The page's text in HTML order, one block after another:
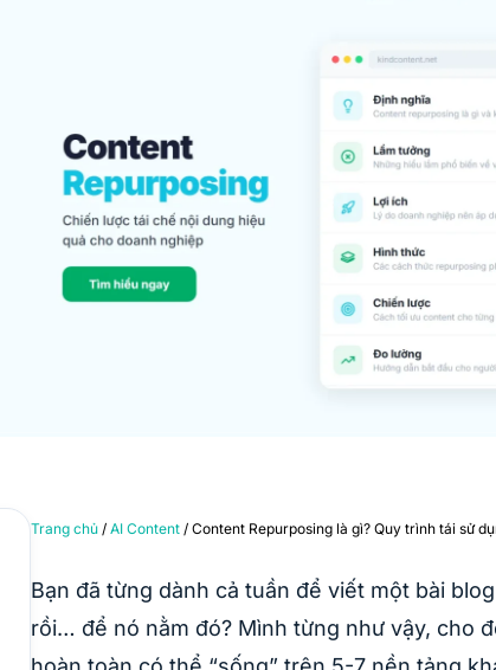
Trang chủ / AI Content / Content Repurposing là gì? Quy trình tái sử
Bạn đã từng dành cả tuần để viết một bài
rồi… để nó nằm đó? Mình từng như vậy, cho